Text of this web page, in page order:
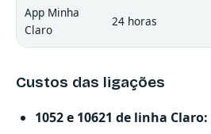
App Minha
Claro
24 horas
Custos das ligações
1052 e 10621 de linha Claro: